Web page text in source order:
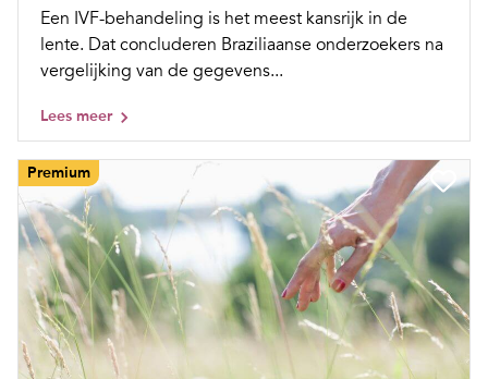
Een IVF-behandeling is het meest kansrijk in de
lente. Dat concluderen Braziliaanse onderzoekers na
vergelijking van de gegevens...
Lees meer
Premium